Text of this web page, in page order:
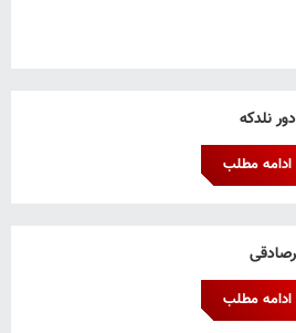
نلدکه
ادامه مطلب
ادامه مطلب